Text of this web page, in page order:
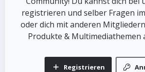
registrieren und selber Fragen
oder dich mit anderen
Produkte & Multimediathemen
Registrieren